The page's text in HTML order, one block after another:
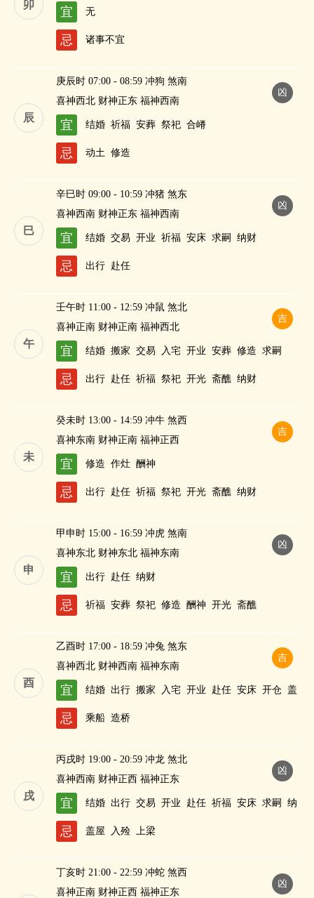
卯
宜 无
忌 诸事不宜
辰
凶
庚辰时 07:00 - 08:59 冲狗 煞南
喜神西北 财神正东 福神西南
宜 结婚 祈福 安葬 祭祀 合嵴
忌 动土 修造
巳
凶
辛巳时 09:00 - 10:59 冲猪 煞东
喜神西南 财神正东 福神西南
宜 结婚 交易 开业 祈福 安床 求嗣 纳财
忌 出行 赴任
午
吉
壬午时 11:00 - 12:59 冲鼠 煞北
喜神正南 财神正南 福神西北
宜 结婚 搬家 交易 入宅 开业 安葬 修造 求嗣
忌 出行 赴任 祈福 祭祀 开光 斋醮 纳财
未
吉
癸未时 13:00 - 14:59 冲牛 煞西
喜神东南 财神正南 福神正西
宜 修造 作灶 酬神
忌 出行 赴任 祈福 祭祀 开光 斋醮 纳财
申
凶
甲申时 15:00 - 16:59 冲虎 煞南
喜神东北 财神东北 福神东南
宜 出行 赴任 纳财
忌 祈福 安葬 祭祀 修造 酬神 开光 斋醮
酉
吉
乙酉时 17:00 - 18:59 冲兔 煞东
喜神西北 财神西南 福神东南
宜 结婚 出行 搬家 入宅 开业 赴任 安床 开仓 盖
屋
修造
忌 乘船 造桥
戌
凶
丙戌时 19:00 - 20:59 冲龙 煞北
喜神西南 财神正西 福神正东
宜 结婚 出行 交易 开业 赴任 祈福 安床 求嗣
纳
财
忌 盖屋 入殓 上梁
凶
丁亥时 21:00 - 22:59 冲蛇 煞西
喜神正南 财神正西 福神正东